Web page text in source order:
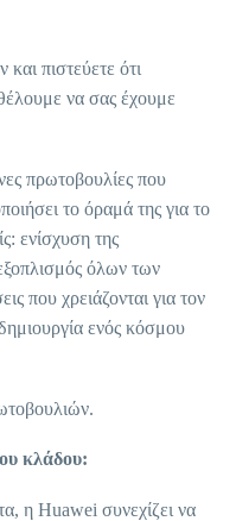
πιστεύετε ότι
να σας έχουμε
πρωτοβουλίες που
το όραμά της για το
ενίσχυση της
όλων των
που χρειάζονται για τον
ενός κόσμου
κλάδου:
η Huawei συνεχίζει να